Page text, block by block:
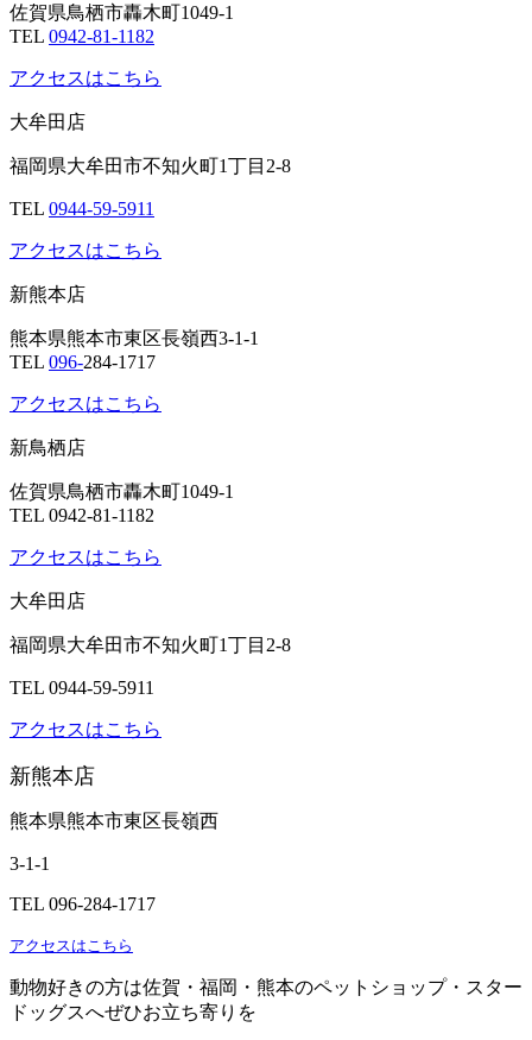
佐賀県鳥栖市轟木町1049-1
TEL 0942-81-1182
アクセスはこちら
大牟田店
福岡県大牟田市不知火町1丁目2-8
TEL 0944-59-5911
アクセスはこちら
新熊本店
熊本県熊本市東区長嶺西3-1-1
TEL 096-284-1717
アクセスはこちら
新鳥栖店
佐賀県鳥栖市轟木町1049-1
TEL 0942-81-1182
アクセスはこちら
大牟田店
福岡県大牟田市不知火町1丁目2-8
TEL 0944-59-5911
アクセスはこちら
新熊本店
熊本県熊本市東区長嶺西
3-1-1
TEL 096-284-1717
アクセスはこちら
動物好きの方は佐賀・福岡・熊本のペットショップ・スター
ドッグスへぜひお立ち寄りを